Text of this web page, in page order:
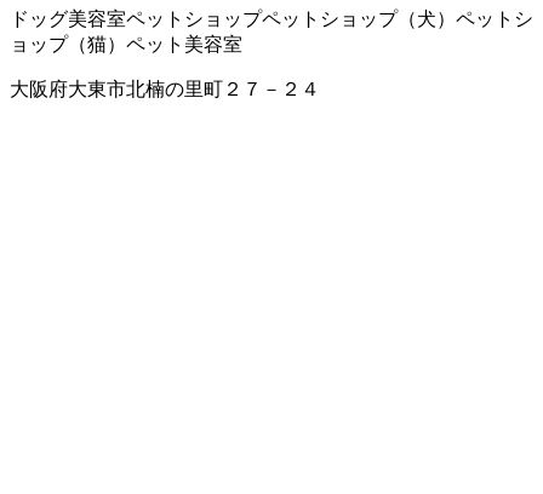
ドッグ美容室ペットショップペットショップ（犬） ペットシ
ョップ（猫） ペット美容室
大阪府大東市北楠の里町２７－２４